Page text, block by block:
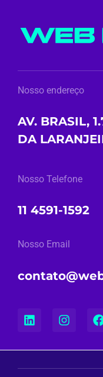
Nosso endereço
AV. BRASIL,
DA
Nosso Telefone
11 4591-1592
Nosso Email